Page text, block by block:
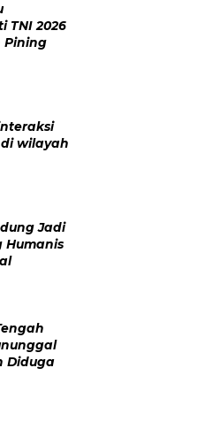
TNI 2026
Pining
wilayah
Jadi
Humanis
Diduga